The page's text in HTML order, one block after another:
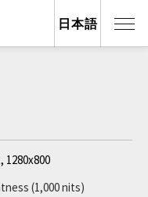
1280x800
(1,000 nits)
日本語